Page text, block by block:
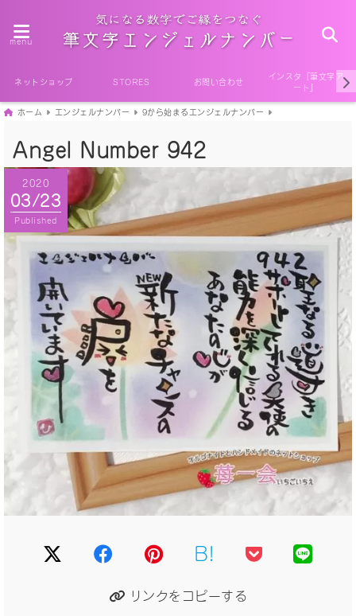
menu
ネットショップ STORES お問い合わせ
インスタ『筆文字ア
ート』
ホーム エンジェルナンバー 9から始まるエンジェルナンバー
Angel Number 942
2020
03/23
Published
B!
リンクをコピーする